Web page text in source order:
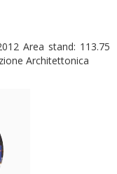
Area stand: 113.75
Architettonica